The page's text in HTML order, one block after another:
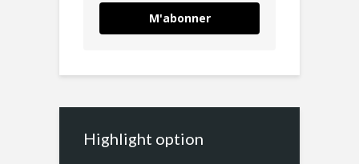
M'abonner
Highlight option